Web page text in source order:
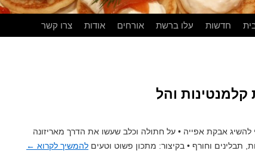
חדשות עלו ברשת אורחים אודות צרו קשר
להשיג אבקת אפייה • על חתולה וכלב שעשו את הדרך מאריזונה
תבלינים וחורף • בקיצור: מתכון פשוט וטעים להמשיך לקרוא ←